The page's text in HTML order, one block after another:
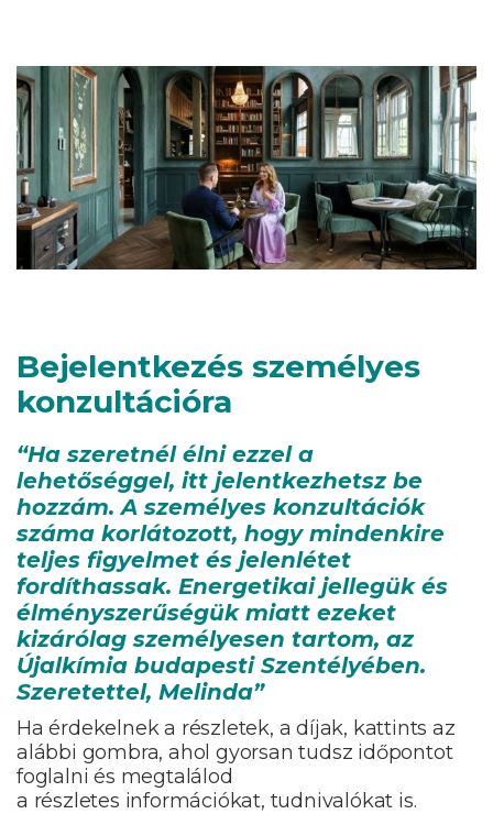
Bejelentkezés személyes
konzultációra
“Ha szeretnél élni ezzel a
lehetőséggel, itt jelentkezhetsz be
hozzám. A személyes konzultációk
száma korlátozott, hogy mindenkire
teljes figyelmet és jelenlétet
fordíthassak. Energetikai jellegük és
élményszerűségük miatt ezeket
kizárólag személyesen tartom, az
Újalkímia budapesti Szentélyében.
Szeretettel, Melinda”
Ha érdekelnek a részletek, a díjak, kattints az
alábbi gombra, ahol gyorsan tudsz időpontot
foglalni és megtalálod
a részletes információkat, tudnivalókat is.